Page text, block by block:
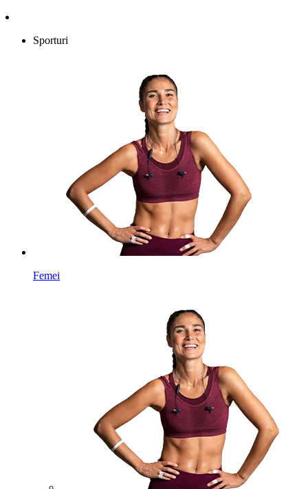
Sporturi
Femei